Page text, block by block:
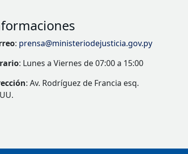
: prensa@ministeriodejusticia.gov.py
: Lunes a Viernes de 07:00 a 15:00
: Av. Rodríguez de Francia esq.